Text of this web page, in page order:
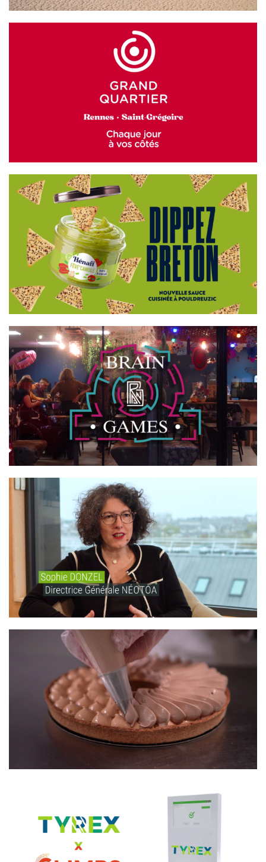
GRAND QUARTIER
HÉNAFF
BRAIN GAMES
NÉOTOA – BIODIVERSITÉ
SUPER U